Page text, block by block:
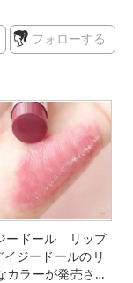
フォローする
カラーが発売され